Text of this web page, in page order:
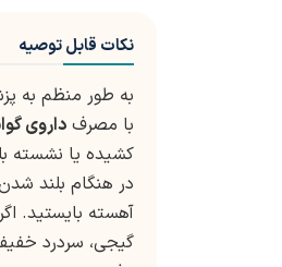
نکات قابل توصیه
به طور منظم به
با مصرف داروی
کشیده یا نشسته
آهسته بایستید.
گیجی، سردرد